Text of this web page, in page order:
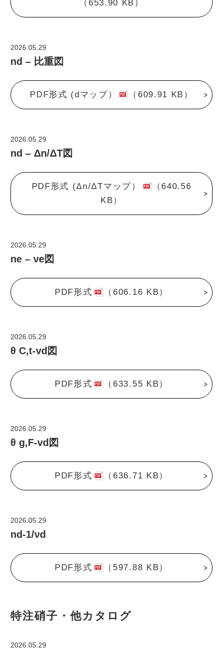
（653.90 KB）
2026.05.29
nd – 比重図
PDF形式 (dマップ） （609.91 KB）
2026.05.29
nd – Δn/ΔT図
PDF形式 (Δn/ΔTマップ）
（640.56
KB）
2026.05.29
ne – νe図
PDF形式 （606.16 KB）
2026.05.29
θ C,t-vd図
PDF形式 （633.55 KB）
2026.05.29
θ g,F-vd図
PDF形式 （636.71 KB）
2026.05.29
nd-1/νd
PDF形式 （597.88 KB）
特注硝子・他カタログ
2026.05.29